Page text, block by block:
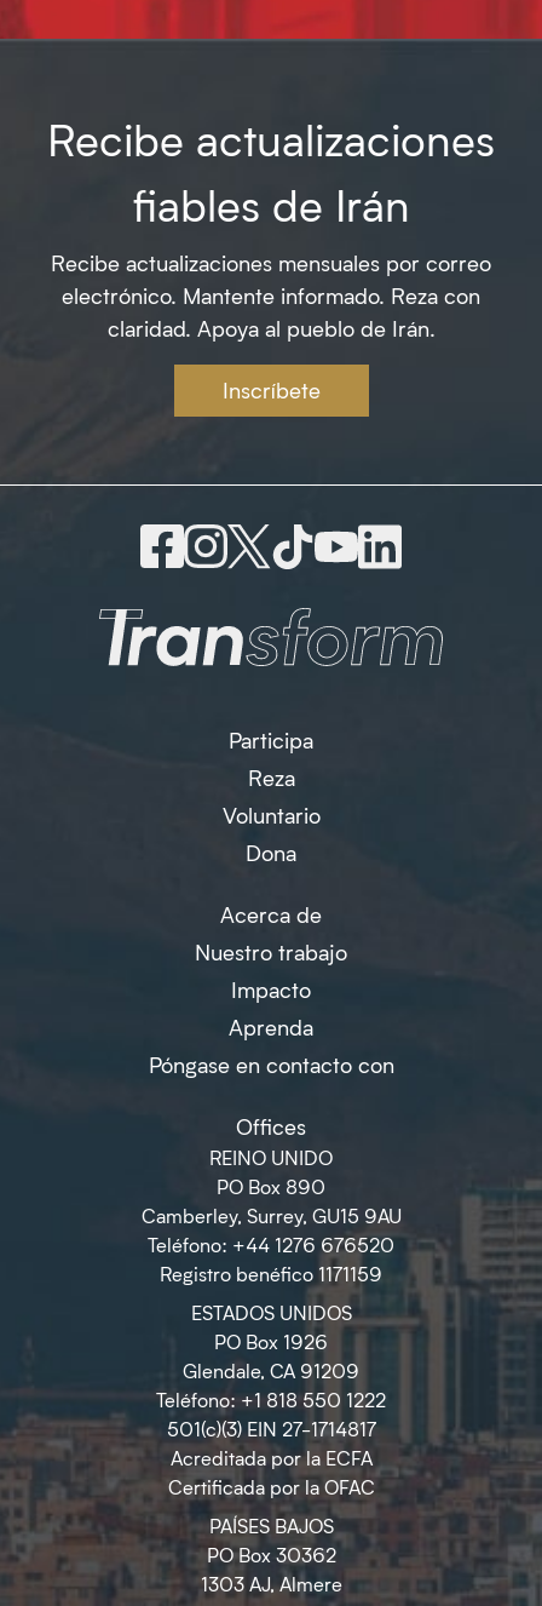
Recibe actualizaciones
fiables de Irán
Recibe actualizaciones mensuales por correo
electrónico. Mantente informado. Reza con
claridad. Apoya al pueblo de Irán.
Inscríbete
Participa
Reza
Voluntario
Dona
Acerca de
Nuestro trabajo
Impacto
Aprenda
Póngase en contacto con
Offices
REINO UNIDO
PO Box 890
Camberley, Surrey, GU15 9AU
Teléfono: +44 1276 676520
Registro benéfico 1171159
ESTADOS UNIDOS
PO Box 1926
Glendale, CA 91209
Teléfono: +1 818 550 1222
501(c)(3) EIN 27-1714817
Acreditada por la ECFA
Certificada por la OFAC
PAÍSES BAJOS
PO Box 30362
1303 AJ, Almere